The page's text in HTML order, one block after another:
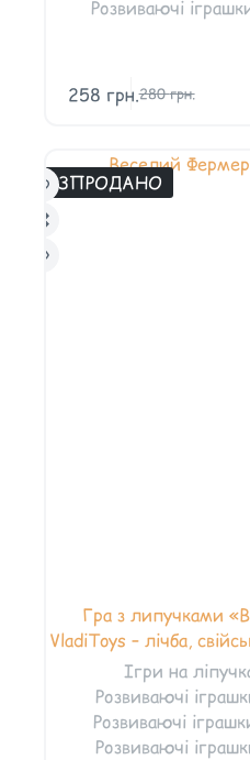
Розвиваючі
280грн.
258 грн.
РОЗПРОДАНО
Гра з липучками
VladiToys – лічба,
Ігри на
Розвиваючі
Розвиваючі
Розвиваючі